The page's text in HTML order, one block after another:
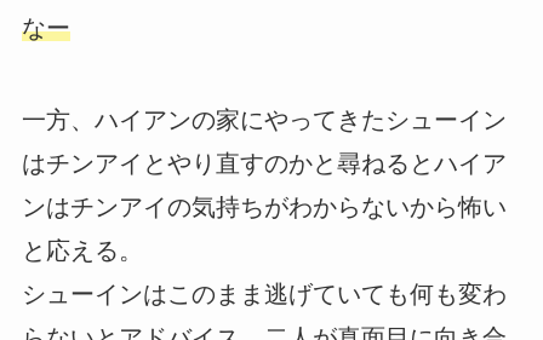
なー
一方、ハイアンの家にやってきたシューイン
はチンアイとやり直すのかと尋ねるとハイア
ンはチンアイの気持ちがわからないから怖い
と応える。
シューインはこのまま逃げていても何も変わ